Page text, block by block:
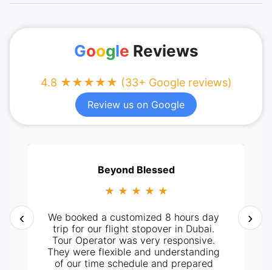
Google Reviews
4.8 ★★★★★ (33+ Google reviews)
Review us on Google
Beyond Blessed
★ ★ ★ ★ ★
We booked a customized 8 hours day
trip for our flight stopover in Dubai.
Tour Operator was very responsive.
They were flexible and understanding
of our time schedule and prepared
‹ ›